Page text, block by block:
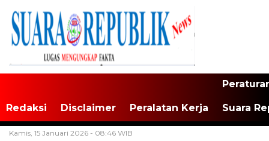
Redaksi Disclaimer Peralatan Kerja Suara
Kamis, 15 Januari 2026 - 08:46 WIB